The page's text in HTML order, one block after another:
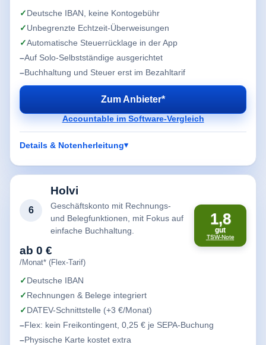
Deutsche IBAN, keine Kontogebühr
Unbegrenzte Echtzeit-Überweisungen
Automatische Steuerrücklage in der App
Auf Solo-Selbstständige ausgerichtet
Buchhaltung und Steuer erst im Bezahltarif
Zum Anbieter*
Accountable im Software-Vergleich
Details & Notenherleitung
6
Holvi
Geschäftskonto mit Rechnungs-
und Belegfunktionen, mit Fokus auf
einfache Buchhaltung.
1,8
gut
TSW-Note
ab 0 €
/Monat* (Flex-Tarif)
Deutsche IBAN
Rechnungen & Belege integriert
DATEV-Schnittstelle (+3 €/Monat)
Flex: kein Freikontingent, 0,25 € je SEPA-Buchung
Physische Karte kostet extra